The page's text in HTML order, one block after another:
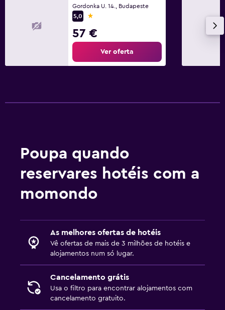
Gordonka U. 14., Budapeste
5,0
1 estrela
57 €
Ver oferta
Poupa quando
reservares hotéis com a
momondo
As melhores ofertas de hotéis
Vê ofertas de mais de 3 milhões de hotéis e
alojamentos num só lugar.
Cancelamento grátis
Usa o filtro para encontrar alojamentos com
cancelamento gratuito.